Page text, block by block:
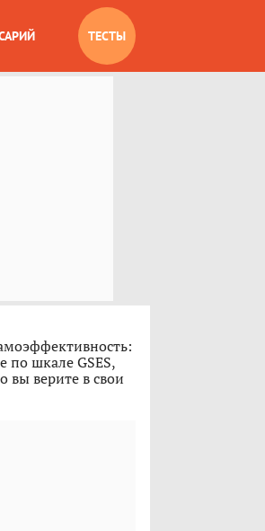
ТЕСТЫ
по шкале GSES,
вы верите в свои